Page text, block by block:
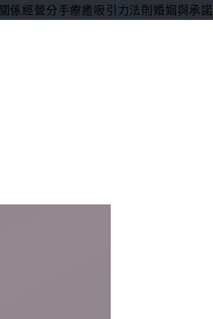
關係經營分手療癒 吸引力法則 婚姻與承諾